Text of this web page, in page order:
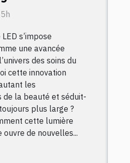
t-elle les
s’impose
une avancée
des soins du
cette innovation
les
de la beauté et séduit-
plus large ?
cette lumière
ouvre de nouvelles...